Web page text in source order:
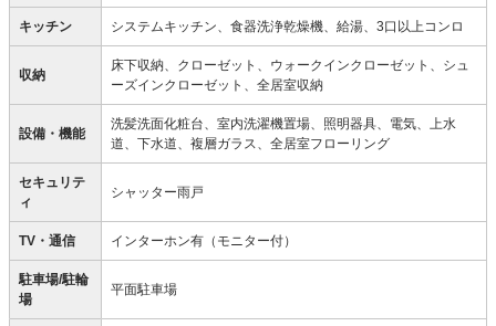
キッチン システムキッチン、食器洗浄乾燥機、給湯、3口以上コンロ
収納
床下収納、クローゼット、ウォークインクローゼット、シュ
ーズインクローゼット、全居室収納
設備・機能
洗髪洗面化粧台、室内洗濯機置場、照明器具、電気、上水
道、下水道、複層ガラス、全居室フローリング
セキュリテ
ィ
シャッター雨戸
TV・通信 インターホン有（モニター付）
駐車場/駐輪
場
平面駐車場